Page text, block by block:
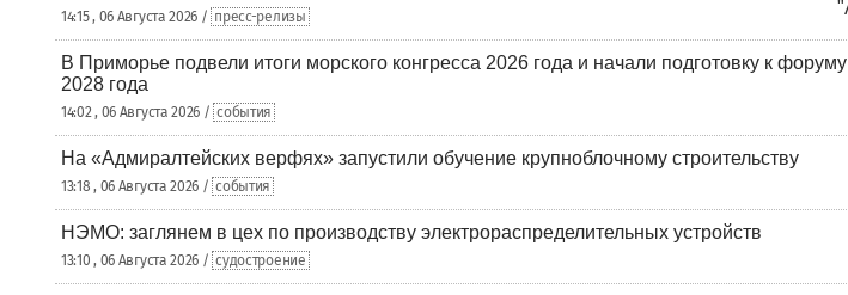
14:15 , 06 Августа 2026 / пресс-релизы
В Приморье подвели итоги морского конгресса 2026 года и начали подготовку к форуму
2028 года
14:02 , 06 Августа 2026 / события
На «Адмиралтейских верфях» запустили обучение крупноблочному строительству
13:18 , 06 Августа 2026 / события
НЭМО: заглянем в цех по производству электрораспределительных устройств
13:10 , 06 Августа 2026 / судостроение